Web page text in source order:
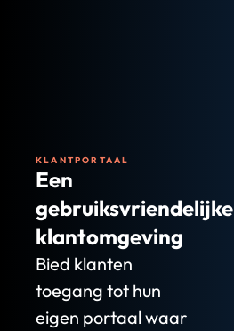
KLANTPORTAAL
Een
gebruiksvriendelijke
klantomgeving
Bied klanten
toegang tot hun
eigen portaal waar